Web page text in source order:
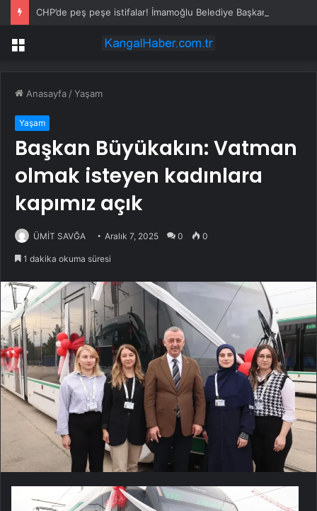
Menü
Anasayfa /Yaşam
Yaşam
Başkan Büyükakın: Vatman
olmak isteyen kadınlara
kapımız açık
ÜMİT SAVĞA Aralık 7, 2025 0 0
1 dakika okuma süresi